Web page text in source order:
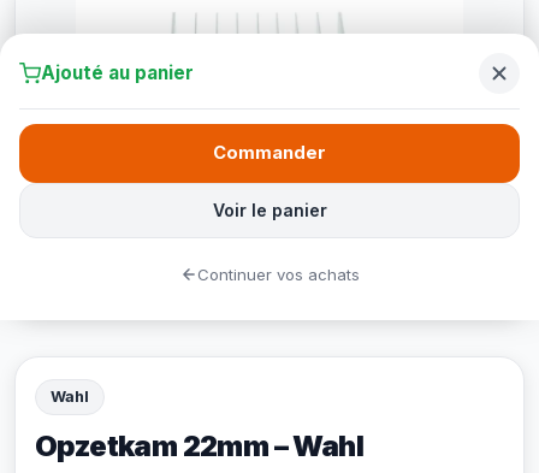
Wahl
Opzetkam 22mm – Wahl
Ajouté au panier
Voir le panier
Commander
Continuer vos achats